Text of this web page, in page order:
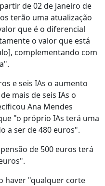
de 02 de janeiro de
terão uma atualização
que é o diferencial
o valor que está
complementando com
e seis IAs o aumento
mais de seis IAs o
Ana Mendes
"o próprio IAs terá uma
a ser de 480 euros".
de 500 euros terá
haver "qualquer corte